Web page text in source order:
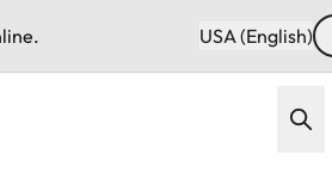
USA (English)